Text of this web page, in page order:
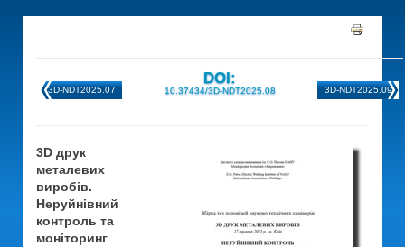
3D-NDT2025.07
DOI:
10.37434/3D-NDT2025.08 3D-NDT2025.09
3D друк
металевих
виробів.
Неруйнівний
контроль та
моніторинг